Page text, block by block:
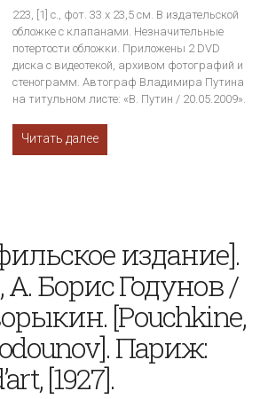
223, [1] c., фот. 33 х 23,5 см. В издательской
обложке с клапанами. Незначительные
потертости обложки. Приложены 2 DVD
диска с видеотекой, архивом фотографий и
стенограмм. Автограф Владимира Путина
на титульном листе: «В. Путин / 20.05.2009».
Читать далее
издание].
Борис Годунов /
[Pouchkine,
Париж:
[1927].